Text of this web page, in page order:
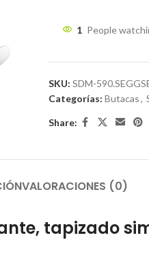
1 People
SKU: SDM-
Categorías: Butacas,
Share:
VALORACIONES (0)
tapizado